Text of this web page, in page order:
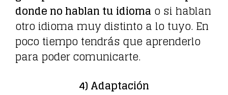
donde no hablan tu idioma o si hablan
otro idioma muy distinto a lo tuyo. En
poco tiempo tendrás que aprenderlo
para poder comunicarte.
4) Adaptación